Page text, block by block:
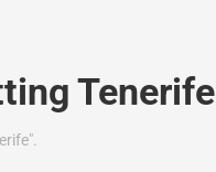
Tenerife